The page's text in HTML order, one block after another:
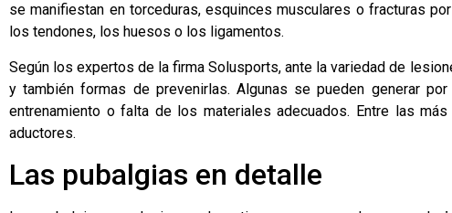
se manifiestan en torceduras, esquinces musculares o fracturas
los tendones, los huesos o los ligamentos.
Según los expertos de la firmaSolusports, ante la variedad de
y también formas de prevenirlas. Algunas se pueden generar
entrenamiento o falta de los materiales adecuados. Entre las
aductores.
Las pubalgias en detalle